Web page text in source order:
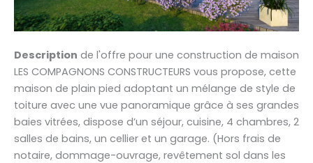
Description de l'offre pour une construction de maison
LES COMPAGNONS CONSTRUCTEURS vous propose, cette
maison de plain pied adoptant un mélange de style de
toiture avec une vue panoramique grâce à ses grandes
baies vitrées, dispose d’un séjour, cuisine, 4 chambres, 2
salles de bains, un cellier et un garage. (Hors frais de
notaire, dommage-ouvrage, revêtement sol dans les